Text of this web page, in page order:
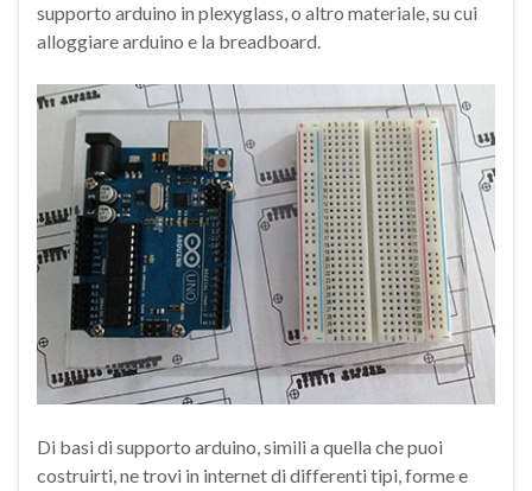
supporto arduino in plexyglass, o altro materiale, su cui
alloggiare arduino e la breadboard.
Di basi di supporto arduino, simili a quella che puoi
costruirti, ne trovi in internet di differenti tipi, forme e